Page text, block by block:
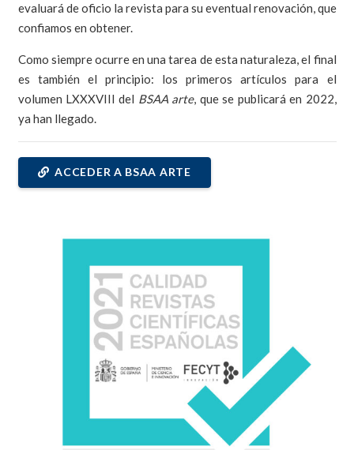
evaluará de oficio la revista para su eventual renovación, que
confiamos en obtener.
Como siempre ocurre en una tarea de esta naturaleza, el final
es también el principio: los primeros artículos para el
volumen LXXXVIII del BSAA arte, que se publicará en 2022,
ya han llegado.
ACCEDER A BSAA ARTE